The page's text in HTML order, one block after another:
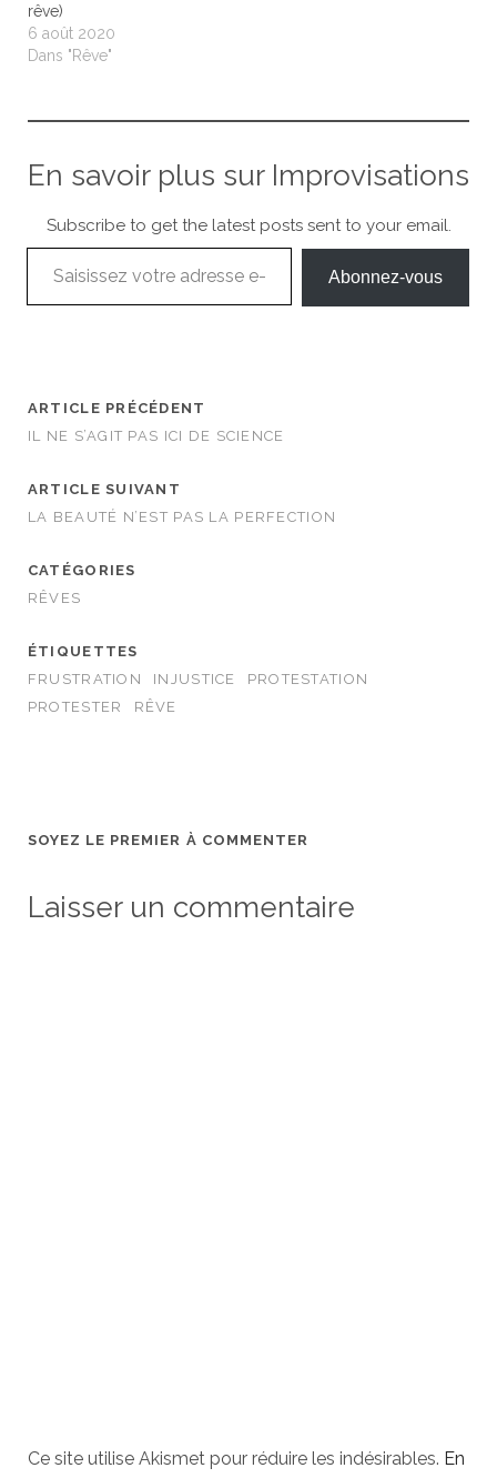
rêve)
6 août 2020
Dans "Rêve"
En savoir plus sur Improvisations
Subscribe to get the latest posts sent to your email.
Saisissez votre adresse e-mail…
Abonnez-vous
ARTICLE PRÉCÉDENT
IL NE S’AGIT PAS ICI DE SCIENCE
ARTICLE SUIVANT
LA BEAUTÉ N’EST PAS LA PERFECTION
CATÉGORIES
RÊVES
ÉTIQUETTES
FRUSTRATION
INJUSTICE
PROTESTATION
PROTESTER
RÊVE
SOYEZ LE PREMIER À COMMENTER
Laisser un commentaire
Ce site utilise Akismet pour réduire les indésirables. En